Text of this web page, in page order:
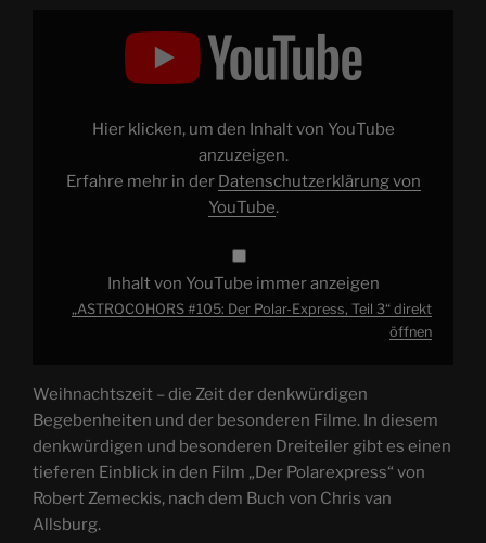
YouTubeHier klicken, um den Inhalt von YouTube
anzuzeigen.
Erfahre mehr in der Datenschutzerklärung von
YouTube.
Inhalt von YouTube immer anzeigen
„ASTROCOHORS #105: Der Polar-Express, Teil 3“ direkt
öffnen
Weihnachtszeit – die Zeit der denkwürdigen
Begebenheiten und der besonderen Filme. In diesem
denkwürdigen und besonderen Dreiteiler gibt es einen
tieferen Einblick in den Film „Der Polarexpress“ von
Robert Zemeckis, nach dem Buch von Chris van
Allsburg.